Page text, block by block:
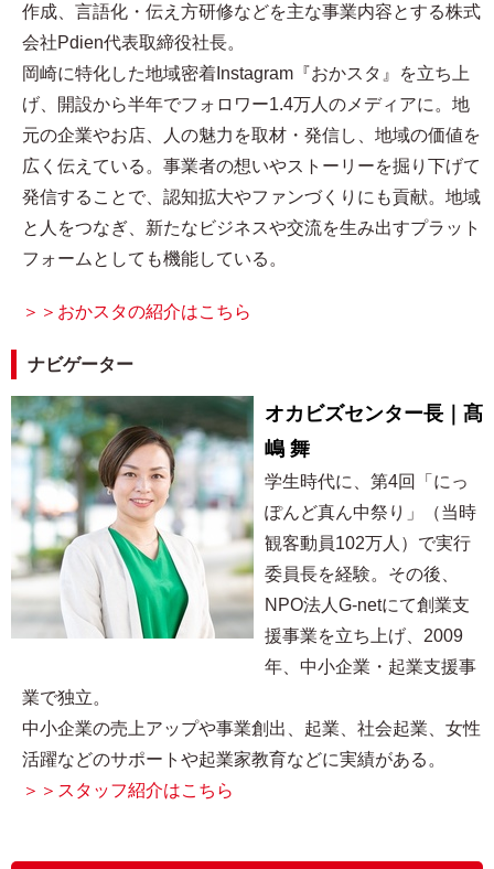
作成、言語化・伝え方研修などを主な事業内容とする株式
会社Pdien代表取締役社長。
岡崎に特化した地域密着Instagram『おかスタ』を立ち上
げ、開設から半年でフォロワー1.4万人のメディアに。地
元の企業やお店、人の魅力を取材・発信し、地域の価値を
広く伝えている。事業者の想いやストーリーを掘り下げて
発信することで、認知拡大やファンづくりにも貢献。地域
と人をつなぎ、新たなビジネスや交流を生み出すプラット
フォームとしても機能している。
＞＞おかスタの紹介はこちら
ナビゲーター
オカビズセンター長｜髙
嶋 舞
学生時代に、第4回「にっ
ぽんど真ん中祭り」（当時
観客動員102万人）で実行
委員長を経験。その後、
NPO法人G-netにて創業支
援事業を立ち上げ、2009
年、中小企業・起業支援事
業で独立。
中小企業の売上アップや事業創出、起業、社会起業、女性
活躍などのサポートや起業家教育などに実績がある。
＞＞スタッフ紹介はこちら